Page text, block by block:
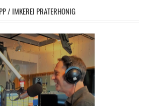
/ IMKEREI PRATERHONIG